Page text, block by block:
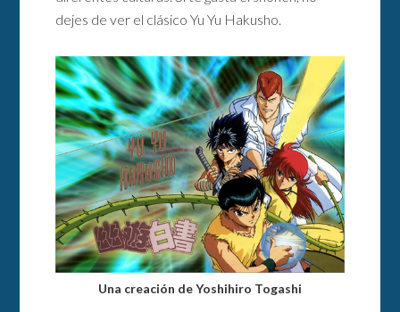
dejes de ver el clásico Yu Yu Hakusho.
Una creación de Yoshihiro Togashi